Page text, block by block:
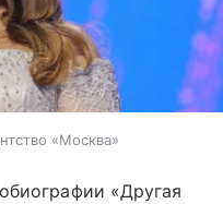
«Москва»
«Другая